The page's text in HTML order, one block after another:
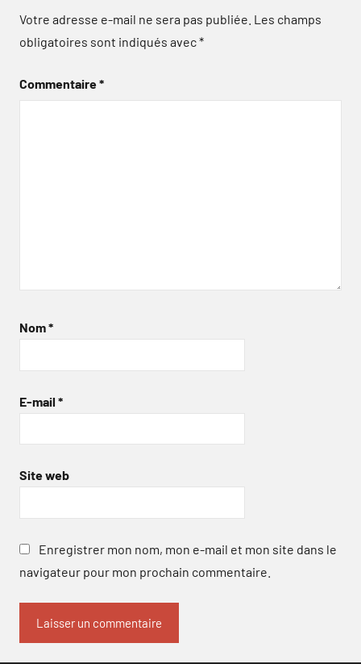
Votre adresse e-mail ne sera pas publiée. Les champs
obligatoires sont indiqués avec*
Commentaire*
Nom*
E-mail *
Site web
Enregistrer mon nom, mon e-mail et mon site dans le
navigateur pour mon prochain commentaire.